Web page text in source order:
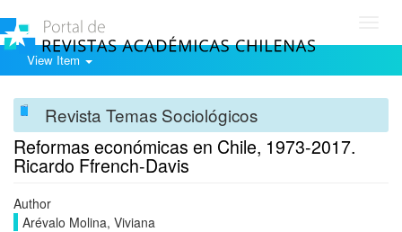
View Item
Revista Temas Sociológicos
Reformas económicas en Chile, 1973-2017.
Ricardo Ffrench-Davis
Author
Arévalo Molina, Viviana